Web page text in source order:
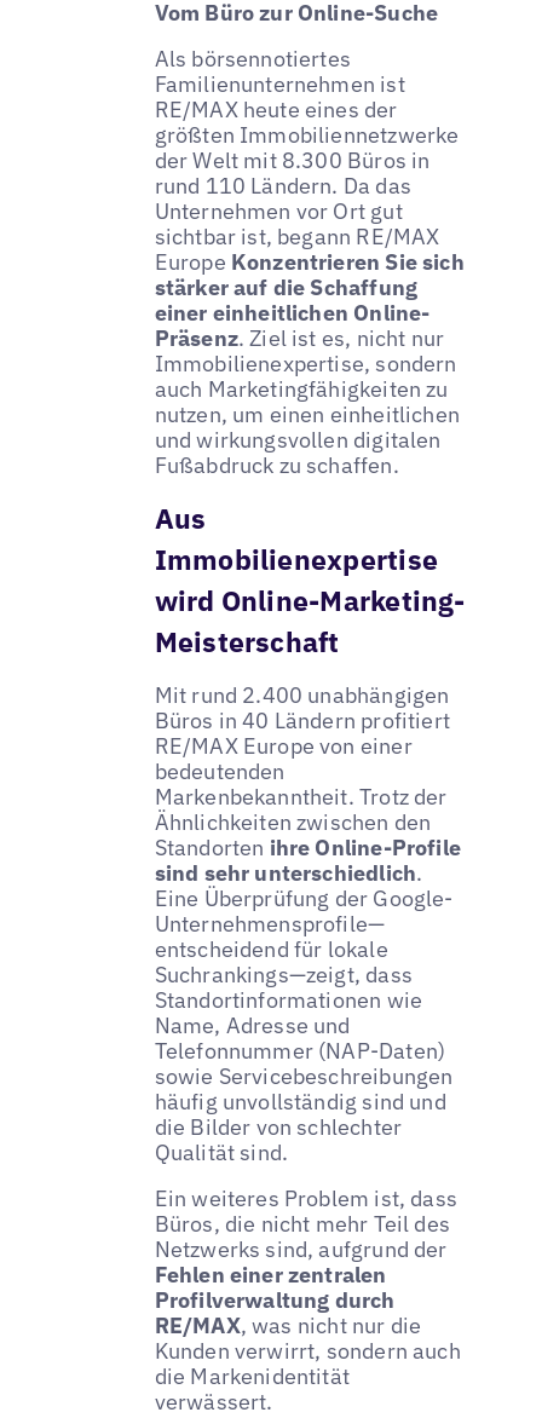
Vom Büro zur Online-Suche
Als börsennotiertes
Familienunternehmen ist
RE/MAX heute eines der
größten Immobiliennetzwerke
der Welt mit 8.300 Büros in
rund 110 Ländern. Da das
Unternehmen vor Ort gut
sichtbar ist, begann RE/MAX
Europe Konzentrieren Sie sich
stärker auf die Schaffung
einer einheitlichen Online-
Präsenz. Ziel ist es, nicht nur
Immobilienexpertise, sondern
auch Marketingfähigkeiten zu
nutzen, um einen einheitlichen
und wirkungsvollen digitalen
Fußabdruck zu schaffen.
Aus
Immobilienexpertise
wird Online-Marketing-
Meisterschaft
Mit rund 2.400 unabhängigen
Büros in 40 Ländern profitiert
RE/MAX Europe von einer
bedeutenden
Markenbekanntheit. Trotz der
Ähnlichkeiten zwischen den
Standorten ihre Online-Profile
sind sehr unterschiedlich.
Eine Überprüfung der Google-
Unternehmensprofile—
entscheidend für lokale
Suchrankings—zeigt, dass
Standortinformationen wie
Name, Adresse und
Telefonnummer (NAP-Daten)
sowie Servicebeschreibungen
häufig unvollständig sind und
die Bilder von schlechter
Qualität sind.
Ein weiteres Problem ist, dass
Büros, die nicht mehr Teil des
Netzwerks sind, aufgrund der
Fehlen einer zentralen
Profilverwaltung durch
RE/MAX, was nicht nur die
Kunden verwirrt, sondern auch
die Markenidentität
verwässert.